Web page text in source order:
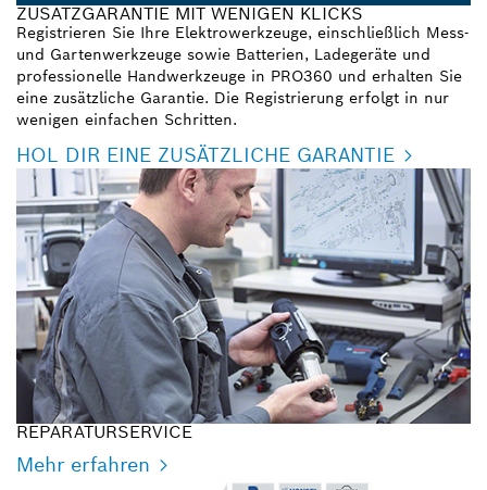
ZUSATZGARANTIE MIT WENIGEN KLICKS
Registrieren Sie Ihre Elektrowerkzeuge, einschließlich Mess-
und Gartenwerkzeuge sowie Batterien, Ladegeräte und
professionelle Handwerkzeuge in PRO360 und erhalten Sie
eine zusätzliche Garantie. Die Registrierung erfolgt in nur
wenigen einfachen Schritten.
HOL DIR EINE ZUSÄTZLICHE GARANTIE
REPARATURSERVICE
Mehr erfahren